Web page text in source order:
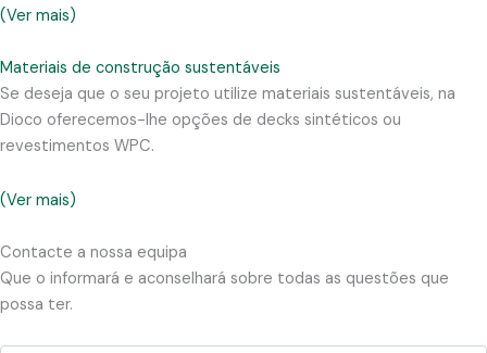
(Ver mais)
Materiais de construção sustentáveis
Se deseja que o seu projeto utilize materiais sustentáveis, na
Dioco oferecemos-lhe opções de decks sintéticos ou
revestimentos WPC.
(Ver mais)
Contacte a nossa equipa
Que o informará e aconselhará sobre todas as questões que
possa ter.